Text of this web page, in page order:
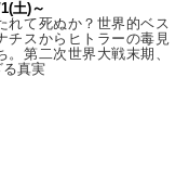
土)～
て死ぬか？世界的ベス
チスからヒトラーの毒見
第二次世界大戦末期、
る真実